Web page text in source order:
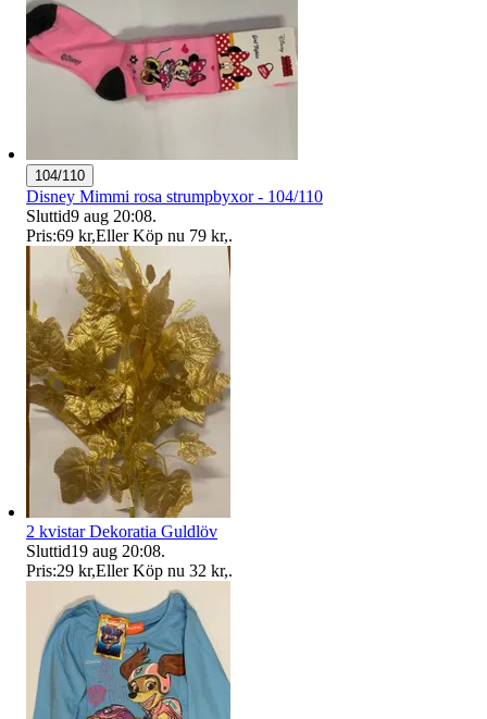
104/110
Disney Mimmi rosa strumpbyxor - 104/110
Sluttid9 aug 20:08.
Pris:69 kr,Eller Köp nu 79 kr,.
2 kvistar Dekoratia Guldlöv
Sluttid19 aug 20:08.
Pris:29 kr,Eller Köp nu 32 kr,.